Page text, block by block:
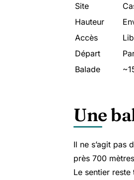
Site
Hauteur
Accès
Départ
Balade
Une
Il ne s’agit pas
près 700
Le sentier